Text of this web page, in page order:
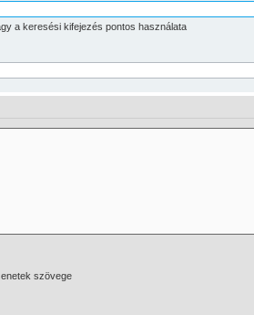
a keresési kifejezés pontos használata
szövege